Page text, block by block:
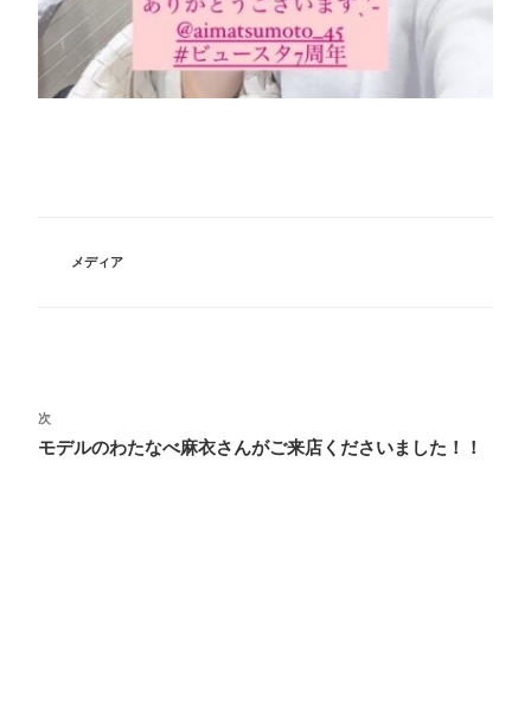
カ
メディア
稿
ナ
次
の
投
次
モデルのわたなべ麻衣さんがご来店くださいました！！